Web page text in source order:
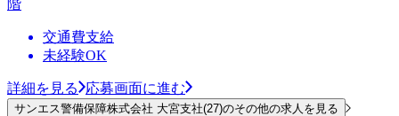
階
交通費支給
未経験OK
詳細を見る 応募画面に進む
サンエス警備保障株式会社 大宮支社(27)のその他の求人を見る